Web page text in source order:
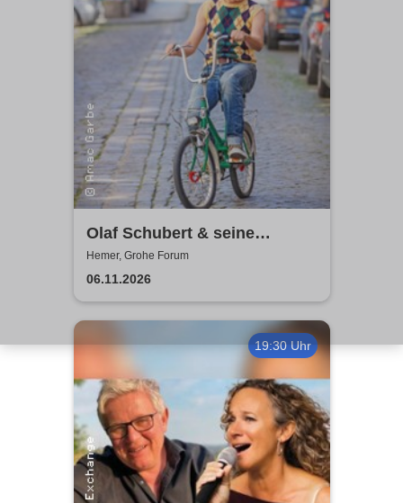
Olaf Schubert & seine
Freunde - Jetzt oder now!
Hemer, Grohe Forum
06.11.2026
19:30 Uhr